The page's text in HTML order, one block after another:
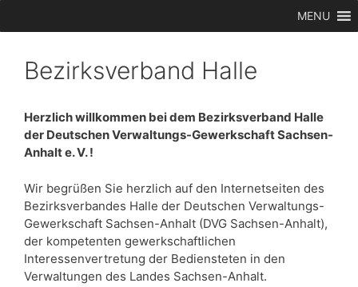
MENU
Bezirksverband Halle
Herzlich willkommen bei dem Bezirksverband Halle
der Deutschen Verwaltungs-Gewerkschaft Sachsen-
Anhalt e. V. !
Wir begrüßen Sie herzlich auf den Internetseiten des
Bezirksverbandes Halle der Deutschen Verwaltungs-
Gewerkschaft Sachsen-Anhalt (DVG Sachsen-Anhalt),
der kompetenten gewerkschaftlichen
Interessenvertretung der Bediensteten in den
Verwaltungen des Landes Sachsen-Anhalt.